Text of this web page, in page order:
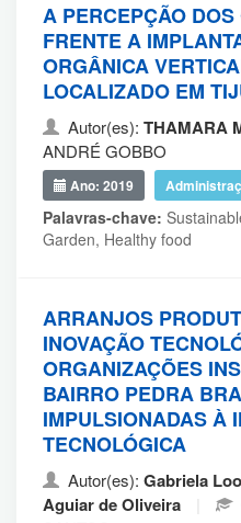
A PERCEPÇÃO
FRENTE A
ORGÂNICA
LOCALIZADO EM
Autor(es): THAMARA
ANDRÉ GOBBO
Ano: 2019
Palavras-chave:
Garden, Healthy food
ARRANJOS
INOVAÇÃO
ORGANIZAÇÕES
BAIRRO PEDRA
IMPULSIONADAS À
TECNOLÓGICA
Autor(es): Gabriela
Aguiar de Oliveira